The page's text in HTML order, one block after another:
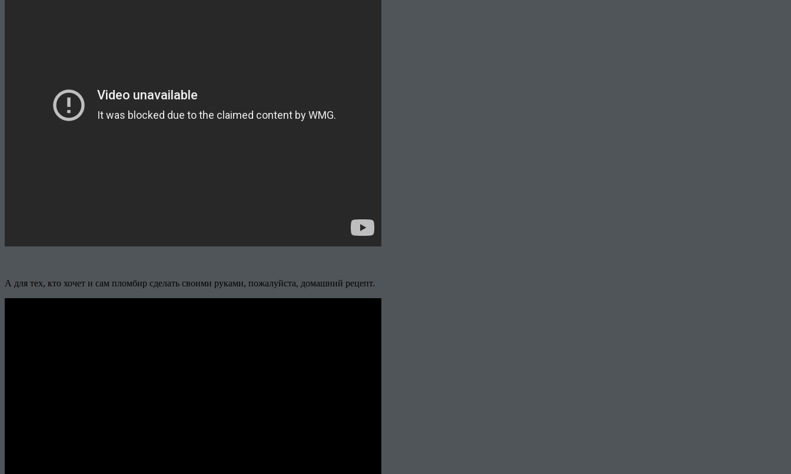
А для тех, кто хочет и сам пломбир сделать своими руками, пожалуйста, домашний рецепт.